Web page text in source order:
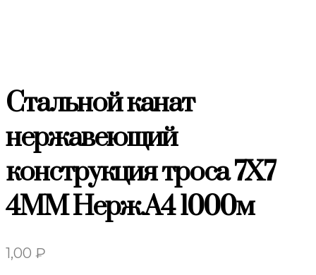
Стальной канат
нержавеющий
конструкция троса 7X7
4MM Нерж.A4 1000м
1,00 ₽